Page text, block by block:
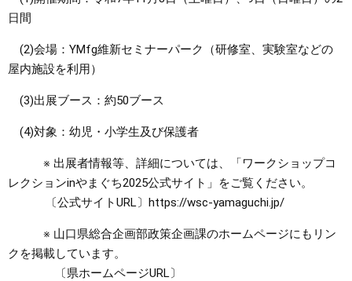
日間
(2)会場：YMfg維新セミナーパーク（研修室、実験室などの
屋内施設を利用）
(3)出展ブース：約50ブース
(4)対象：幼児・小学生及び保護者
※ 出展者情報等、詳細については、「ワークショップコ
レクションinやまぐち2025公式サイト」をご覧ください。
〔公式サイトURL〕https://wsc-yamaguchi.jp/
※ 山口県総合企画部政策企画課のホームページにもリン
クを掲載しています。
〔県ホームページURL〕